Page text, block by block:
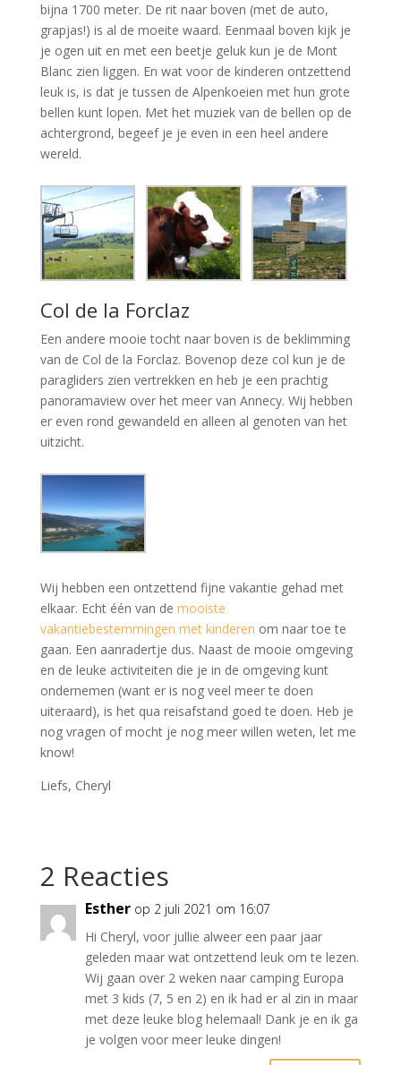
bijna 1700 meter. De rit naar boven (met de auto,
grapjas!) is al de moeite waard. Eenmaal boven kijk je
je ogen uit en met een beetje geluk kun je de Mont
Blanc zien liggen. En wat voor de kinderen ontzettend
leuk is, is dat je tussen de Alpenkoeien met hun grote
bellen kunt lopen. Met het muziek van de bellen op de
achtergrond, begeef je je even in een heel andere
wereld.
Col de la Forclaz
Een andere mooie tocht naar boven is de beklimming
van de Col de la Forclaz. Bovenop deze col kun je de
paragliders zien vertrekken en heb je een prachtig
panoramaview over het meer van Annecy. Wij hebben
er even rond gewandeld en alleen al genoten van het
uitzicht.
Wij hebben een ontzettend fijne vakantie gehad met
elkaar. Echt één van de mooiste
vakantiebestemmingen met kinderen om naar toe te
gaan. Een aanradertje dus. Naast de mooie omgeving
en de leuke activiteiten die je in de omgeving kunt
ondernemen (want er is nog veel meer te doen
uiteraard), is het qua reisafstand goed te doen. Heb je
nog vragen of mocht je nog meer willen weten, let me
know!
Liefs, Cheryl
2 Reacties
Esther op 2 juli 2021 om 16:07
Hi Cheryl, voor jullie alweer een paar jaar
geleden maar wat ontzettend leuk om te lezen.
Wij gaan over 2 weken naar camping Europa
met 3 kids (7, 5 en 2) en ik had er al zin in maar
met deze leuke blog helemaal! Dank je en ik ga
je volgen voor meer leuke dingen!